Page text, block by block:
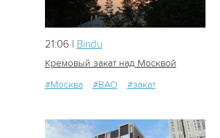
21:06 | Bindu
Кремовый закат над Москвой
#Москва
#ВАО #закат